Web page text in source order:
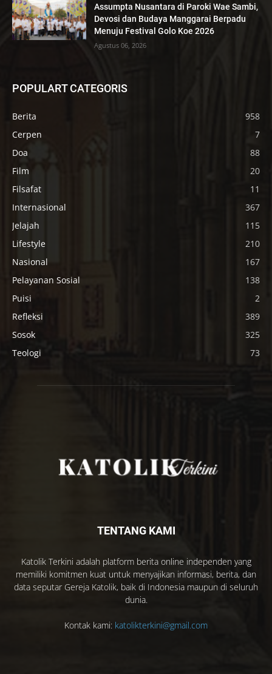
Assumpta Nusantara di Paroki Wae Sambi,
Devosi dan Budaya Manggarai Berpadu
Menuju Festival Golo Koe 2026
Agustus 06, 2026
POPULART CATEGORIS
Berita
958
Cerpen
7
Doa
88
Film
20
Filsafat
11
Internasional
367
Jelajah
115
Lifestyle
210
Nasional
167
Pelayanan Sosial
138
Puisi
2
Refleksi
389
Sosok
325
Teologi
73
TENTANG KAMI
Katolik Terkini adalah platform berita online independen yang
memiliki komitmen kuat untuk menyajikan informasi, berita, dan
data seputar Gereja Katolik, baik di Indonesia maupun di seluruh
dunia.
Kontak kami: katolikterkini@gmail.com